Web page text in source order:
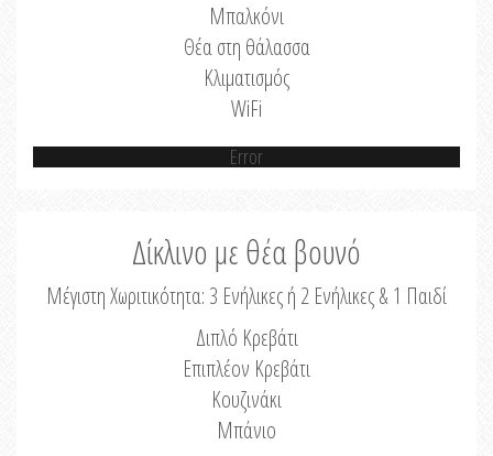
Μπαλκόνι
Θέα στη θάλασσα
Κλιματισμός
WiFi
Error
Δίκλινο με θέα βουνό
Μέγιστη Χωριτικότητα: 3 Ενήλικες ή 2 Ενήλικες & 1 Παιδί
Διπλό Κρεβάτι
Επιπλέον Κρεβάτι
Κουζινάκι
Μπάνιο